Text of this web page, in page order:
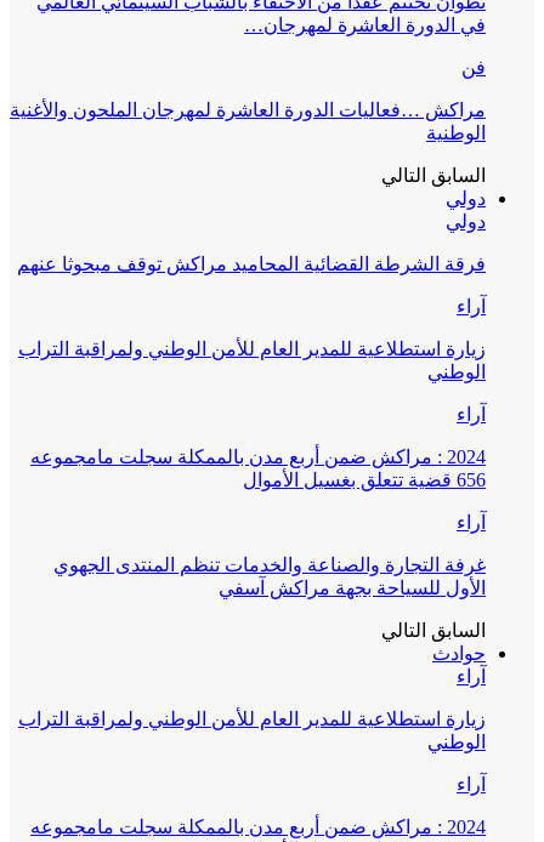
في الدورة العاشرة لمهرجان…
فن
مراكش …فعاليات الدورة العاشرة لمهرجان الملحون والأغنية
الوطنية
السابق التالي
دولي
دولي
فرقة الشرطة القضائية المحاميد مراكش توقف مبحوثا عنهم
آراء
زيارة استطلاعية للمدير العام للأمن الوطني ولمراقبة التراب
الوطني
آراء
2024 : مراكش ضمن أربع مدن بالممكلة سجلت مامجموعه
656 قضية تتعلق بغسيل الأموال
آراء
غرفة التجارة والصناعة والخدمات تنظم المنتدى الجهوي
الأول للسياحة بجهة مراكش آسفي
السابق التالي
حوادث
آراء
زيارة استطلاعية للمدير العام للأمن الوطني ولمراقبة التراب
الوطني
آراء
2024 : مراكش ضمن أربع مدن بالممكلة سجلت مامجموعه